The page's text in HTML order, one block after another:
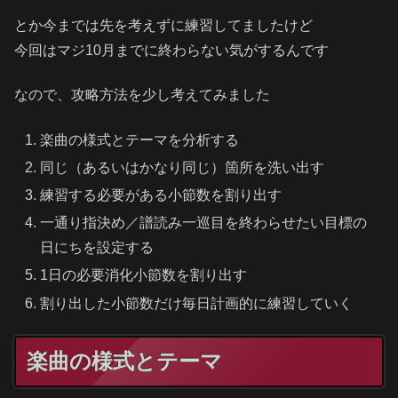
とか今までは先を考えずに練習してましたけど
今回はマジ10月までに終わらない気がするんです
なので、攻略方法を少し考えてみました
楽曲の様式とテーマを分析する
同じ（あるいはかなり同じ）箇所を洗い出す
練習する必要がある小節数を割り出す
一通り指決め／譜読み一巡目を終わらせたい目標の
日にちを設定する
1日の必要消化小節数を割り出す
割り出した小節数だけ毎日計画的に練習していく
楽曲の様式とテーマ